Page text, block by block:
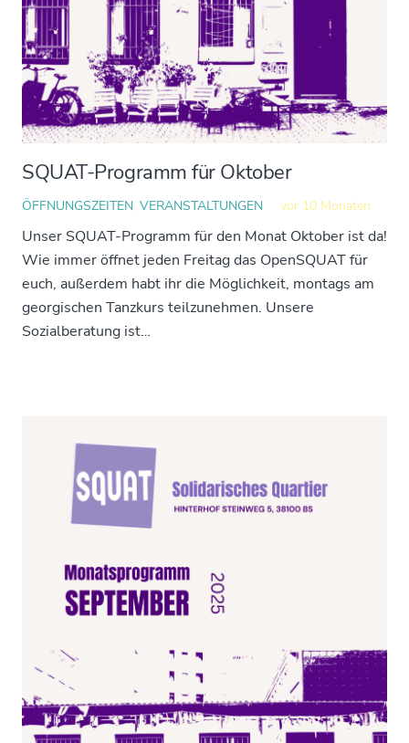
SQUAT-Programm für Oktober
ÖFFNUNGSZEITEN, VERANSTALTUNGEN vor 10 Monaten
Unser SQUAT-Programm für den Monat Oktober ist da!
Wie immer öffnet jeden Freitag das OpenSQUAT für
euch, außerdem habt ihr die Möglichkeit, montags am
georgischen Tanzkurs teilzunehmen. Unsere
Sozialberatung ist…